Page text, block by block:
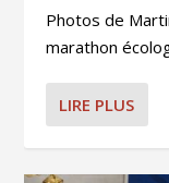
Photos de
marathon
LIRE PLUS